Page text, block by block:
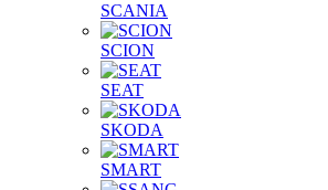
SCANIA
SCION
SEAT
SKODA
SMART